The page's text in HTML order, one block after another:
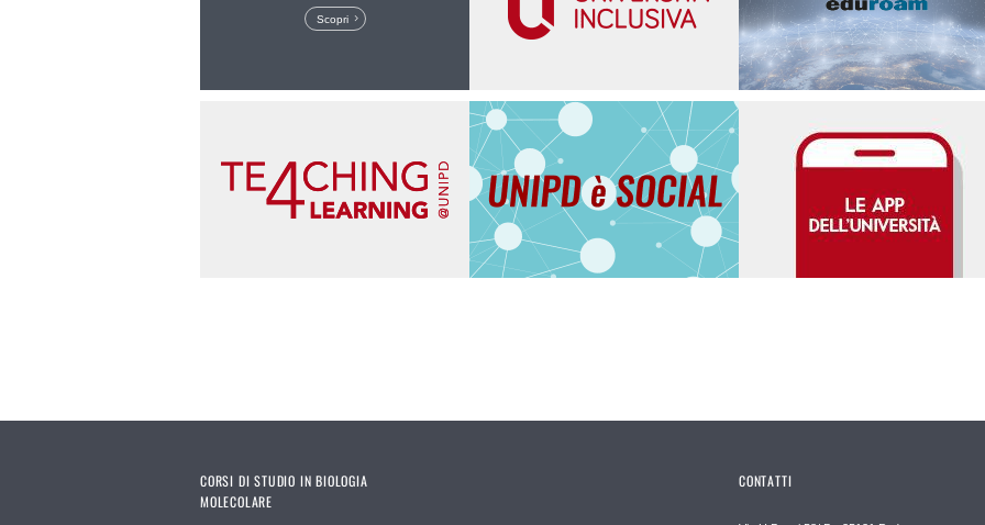
Scopri
CORSI DI STUDIO IN BIOLOGIA
MOLECOLARE
CONTATTI